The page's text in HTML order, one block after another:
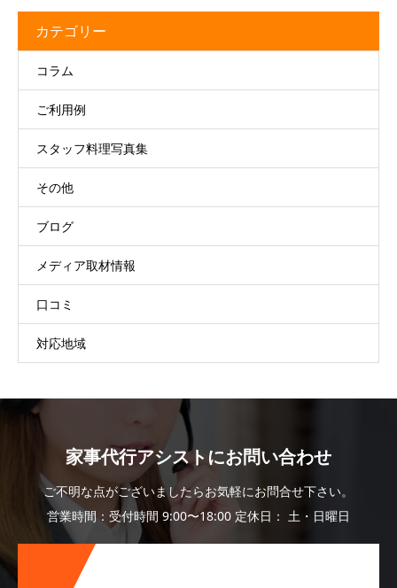
カテゴリー
コラム
ご利用例
スタッフ料理写真集
その他
ブログ
メディア取材情報
口コミ
対応地域
家事代行アシストにお問い合わせ
ご不明な点がございましたらお気軽にお問合せ下さい。
営業時間：受付時間 9:00〜18:00 定休日： 土・日曜日